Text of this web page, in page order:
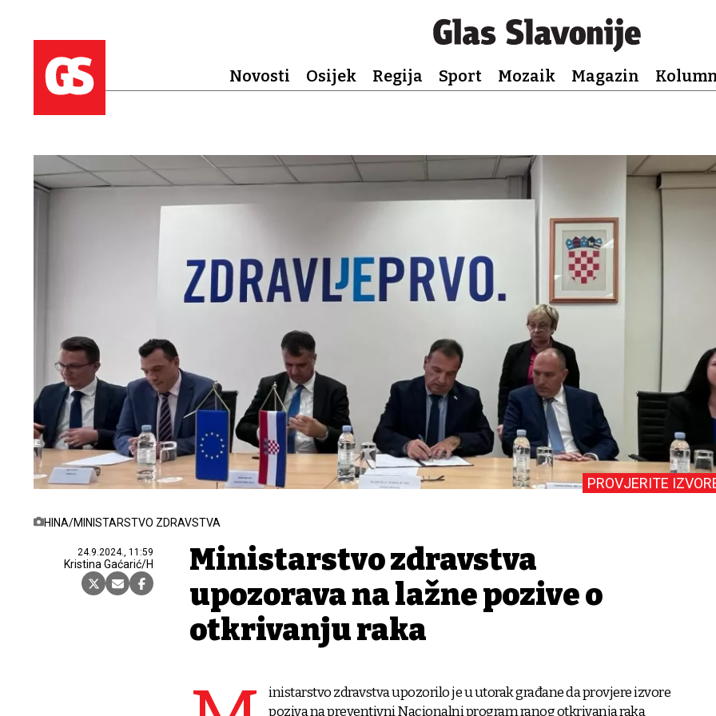
Novosti Osijek Regija Sport Mozaik Magazin
HINA/MINISTARSTVO ZDRAVSTVA
24.9.2024., 11:59
Kristina Gaćarić/H
PROVJERITE
Ministarstvo zdravstva
upozorava na lažne pozive o
otkrivanju raka
inistarstvo zdravstva upozorilo je u utorak građane da provjere izvore
poziva na preventivni Nacionalni program ranog otkrivanja raka